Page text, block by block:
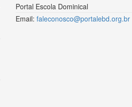
Portal Escola Dominical
Email: faleconosco@portalebd.org.br